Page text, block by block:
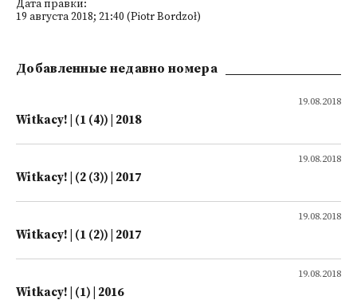
Дата правки:
19 августа 2018; 21:40 (Piotr Bordzoł)
Добавленные недавно номера
19.08.2018
Witkacy! | (1 (4)) | 2018
19.08.2018
Witkacy! | (2 (3)) | 2017
19.08.2018
Witkacy! | (1 (2)) | 2017
19.08.2018
Witkacy! | (1) | 2016